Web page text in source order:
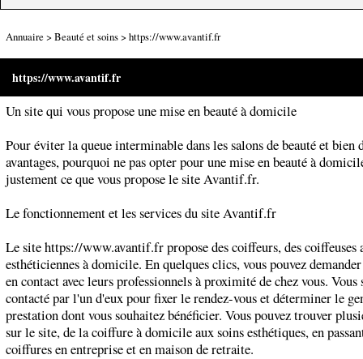
Annuaire > Beauté et soins> https://www.avantif.fr
https://www.avantif.fr
Un site qui vous propose une mise en beauté à domicile
Pour éviter la queue interminable dans les salons de beauté et bien
avantages, pourquoi ne pas opter pour une mise en beauté à
justement ce que vous propose le site Avantif.fr.
Le fonctionnement et les services du site Avantif.fr
Le site https://www.avantif.fr propose des coiffeurs, des coiffeuses
esthéticiennes à domicile. En quelques clics, vous pouvez
en contact avec leurs professionnels à proximité de chez vous. Vous
contacté par l'un d'eux pour fixer le rendez-vous et déterminer le
prestation dont vous souhaitez bénéficier. Vous pouvez trouver
sur le site, de la coiffure à domicile aux soins esthétiques, en
coiffures en entreprise et en maison de retraite.